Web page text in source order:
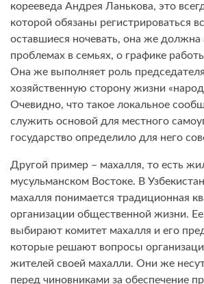
корееведа Андрея Ланькова, это
которой обязаны регистрироваться
оставшиеся ночевать, она же должна
проблемах в семьях, о графике
Она же выполняет роль
хозяйственную сторону жизни
Очевидно, что такое локальное
служить основой для местного
государство определило для него
Другой пример – махалля, то есть
мусульманском Востоке. В
махалля понимается традиционная
организации общественной жизни.
выбирают комитет махалля и его
которые решают вопросы
жителей своей махалли. Они же
перед чиновниками за обеспечение